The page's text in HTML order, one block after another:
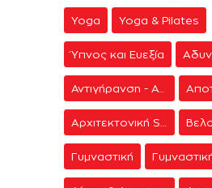
Yoga Yoga & Pilates
Ύπνος και Ευεξία
Αντιγήρανση - Ανάπλαση Προσώπου
Γυμναστική